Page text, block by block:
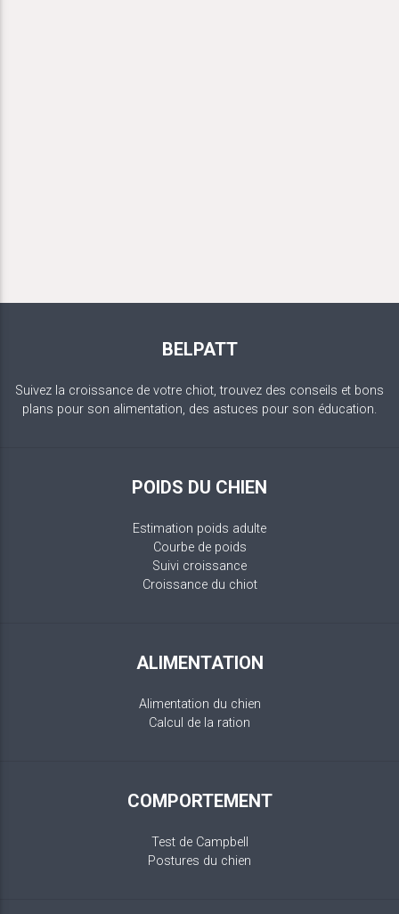
BELPATT
Suivez la croissance de votre chiot, trouvez des conseils et bons
plans pour son alimentation, des astuces pour son éducation.
POIDS DU CHIEN
Estimation poids adulte
Courbe de poids
Suivi croissance
Croissance du chiot
ALIMENTATION
Alimentation du chien
Calcul de la ration
COMPORTEMENT
Test de Campbell
Postures du chien